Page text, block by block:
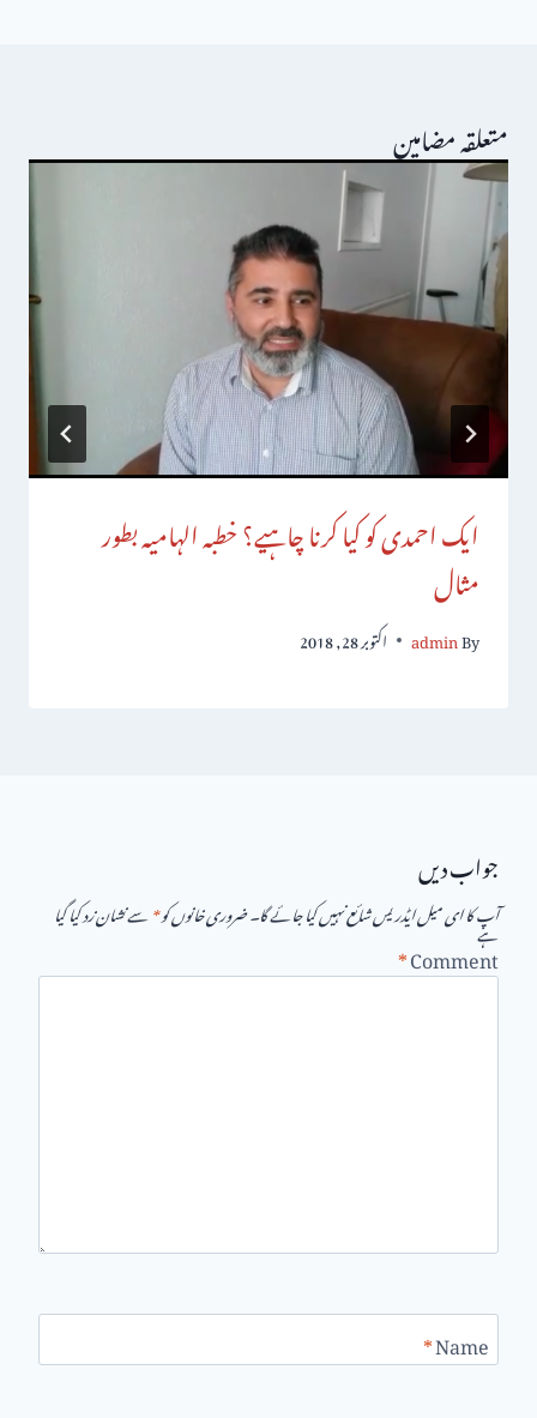
متعلقہ مضامین
ایک احمدی کو کیا کرنا چاہیے؟ خطبہ الہامیہ بطور
مثال
By
admin اکتوبر 28, 2018
جواب دیں
آپ کا ای میل ایڈریس شائع نہیں کیا جائے گا۔ضروری خانوں کو*سے نشان زد کیا گیا ہے
Comment
*
Name
*